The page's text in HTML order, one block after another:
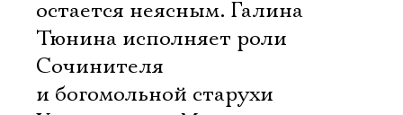
остается неясным. Галина
Тюнина исполняет роли
Сочинителя
и богомольной старухи